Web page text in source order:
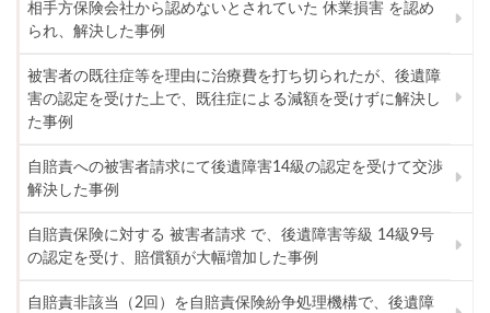
相手方保険会社から認めないとされていた 休業損害 を認め
られ、解決した事例
被害者の既往症等を理由に治療費を打ち切られたが、後遺障
害の認定を受けた上で、既往症による減額を受けずに解決し
た事例
自賠責への被害者請求にて後遺障害14級の認定を受けて交渉
解決した事例
自賠責保険に対する 被害者請求 で、後遺障害等級 14級9号
の認定を受け、賠償額が大幅増加した事例
自賠責非該当（2回）を自賠責保険紛争処理機構で、後遺障